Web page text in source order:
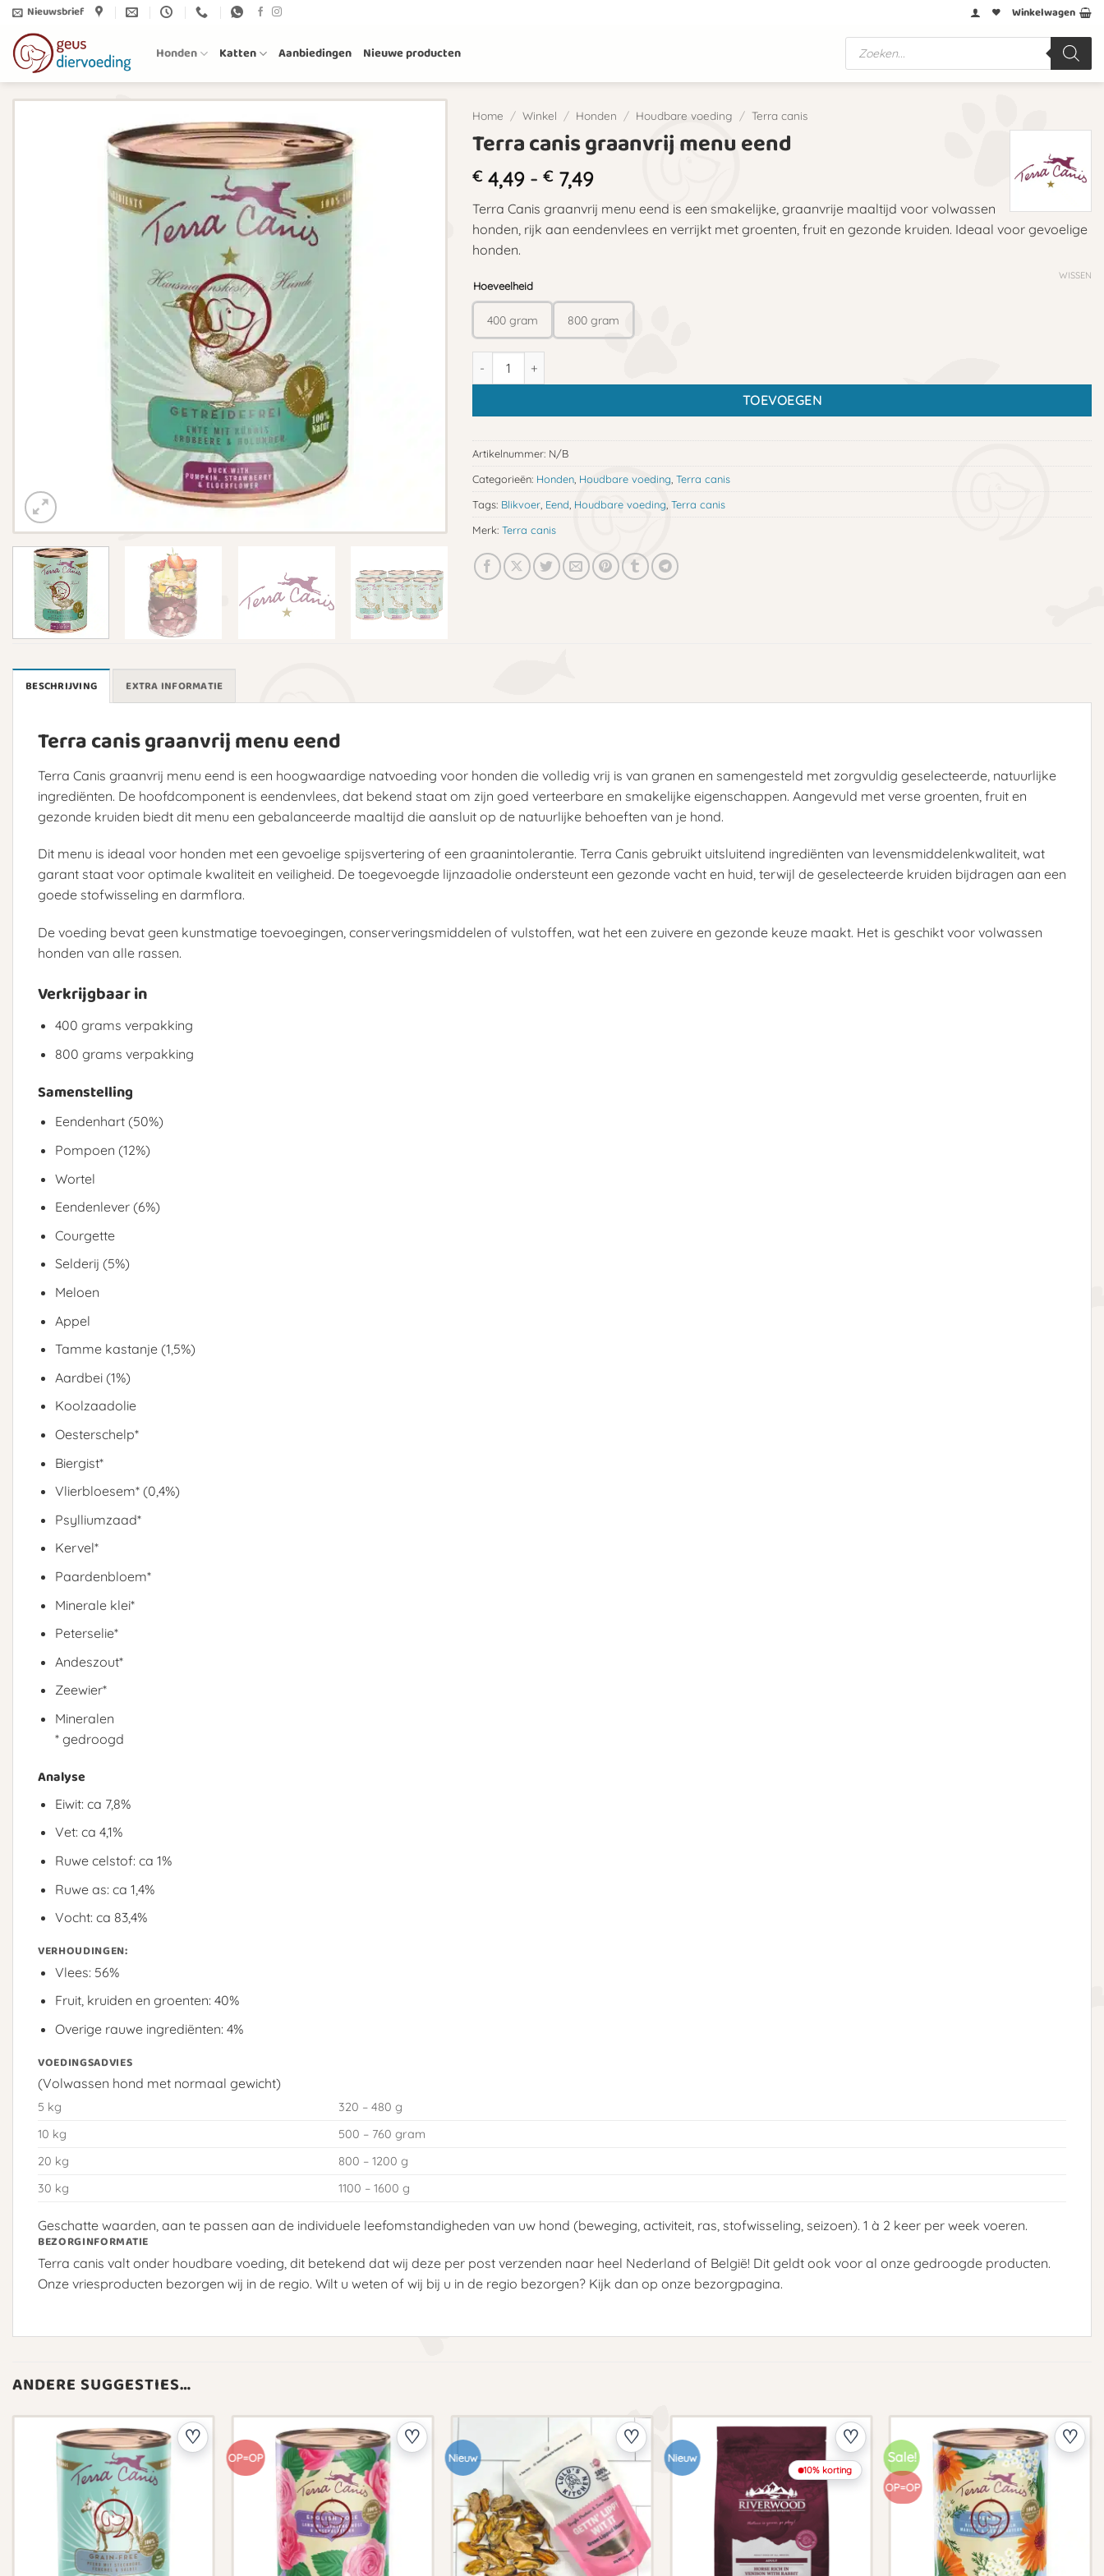
Ga
naar
inhoud
Nieuwsbrief Winkelwagen
Honden Katten Aanbiedingen Nieuwe producten
Producten
zoeken
Home / Winkel / Honden / Houdbare voeding / Terra canis
Terra canis graanvrij menu eend
€4,49 - €7,49Prijsklasse:
€ 4,49
tot
€ 7,49
Terra Canis graanvrij menu eend is een smakelijke, graanvrije maaltijd voor volwassen
honden, rijk aan eendenvlees en verrijkt met groenten, fruit en gezonde kruiden. Ideaal voor gevoelige
honden.
Hoeveelheid
400 gram 800 gram
WISSEN
Terra canis graanvrij menu eend aantal
TOEVOEGEN
Artikelnummer: N/B
Categorieën: Honden Houdbare voeding Terra canis
Tags: Blikvoer Eend Houdbare voeding Terra canis
Merk: Terra canis
BESCHRIJVING EXTRA INFORMATIE
Terra canis graanvrij menu eend
Terra Canis graanvrij menu eend is een hoogwaardige natvoeding voor honden die volledig vrij is van granen en samengesteld met zorgvuldig geselecteerde, natuurlijke
ingrediënten. De hoofdcomponent is eendenvlees, dat bekend staat om zijn goed verteerbare en smakelijke eigenschappen. Aangevuld met verse groenten, fruit en
gezonde kruiden biedt dit menu een gebalanceerde maaltijd die aansluit op de natuurlijke behoeften van je hond.
Dit menu is ideaal voor honden met een gevoelige spijsvertering of een graanintolerantie. Terra Canis gebruikt uitsluitend ingrediënten van levensmiddelenkwaliteit, wat
garant staat voor optimale kwaliteit en veiligheid. De toegevoegde lijnzaadolie ondersteunt een gezonde vacht en huid, terwijl de geselecteerde kruiden bijdragen aan een
goede stofwisseling en darmflora.
De voeding bevat geen kunstmatige toevoegingen, conserveringsmiddelen of vulstoffen, wat het een zuivere en gezonde keuze maakt. Het is geschikt voor volwassen
honden van alle rassen.
Verkrijgbaar in
400 grams verpakking
800 grams verpakking
Samenstelling
Eendenhart (50%)
Pompoen (12%)
Wortel
Eendenlever (6%)
Courgette
Selderij (5%)
Meloen
Appel
Tamme kastanje (1,5%)
Aardbei (1%)
Koolzaadolie
Oesterschelp*
Biergist*
Vlierbloesem* (0,4%)
Psylliumzaad*
Kervel*
Paardenbloem*
Minerale klei*
Peterselie*
Andeszout*
Zeewier*
Mineralen
* gedroogd
Analyse
Eiwit: ca 7,8%
Vet: ca 4,1%
Ruwe celstof: ca 1%
Ruwe as: ca 1,4%
Vocht: ca 83,4%
VERHOUDINGEN:
Vlees: 56%
Fruit, kruiden en groenten: 40%
Overige rauwe ingrediënten: 4%
VOEDINGSADVIES
(Volwassen hond met normaal gewicht)
5 kg
320 – 480 g
10 kg
500 – 760 gram
20 kg
800 – 1200 g
30 kg
1100 – 1600 g
Geschatte waarden, aan te passen aan de individuele leefomstandigheden van uw hond (beweging, activiteit, ras, stofwisseling, seizoen). 1 à 2 keer per week voeren.
BEZORGINFORMATIE
Terra canis valt onder houdbare voeding, dit betekend dat wij deze per post verzenden naar heel Nederland of België! Dit geldt ook voor al onze gedroogde producten.
Onze vriesproducten bezorgen wij in de regio. Wilt u weten of wij bij u in de regio bezorgen? Kijk dan op onze bezorgpagina.
ANDERE SUGGESTIES…
OP=OP Nieuw Nieuw
10% korting
Sale!
OP=OP